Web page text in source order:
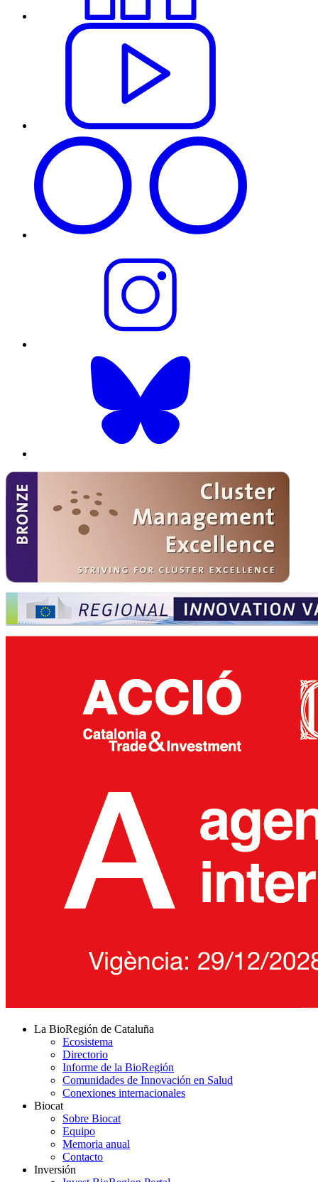
La BioRegión de Cataluña
Ecosistema
Directorio
Informe de la BioRegión
Comunidades de Innovación en Salud
Conexiones internacionales
Biocat
Sobre Biocat
Equipo
Memoria anual
Contacto
Inversión